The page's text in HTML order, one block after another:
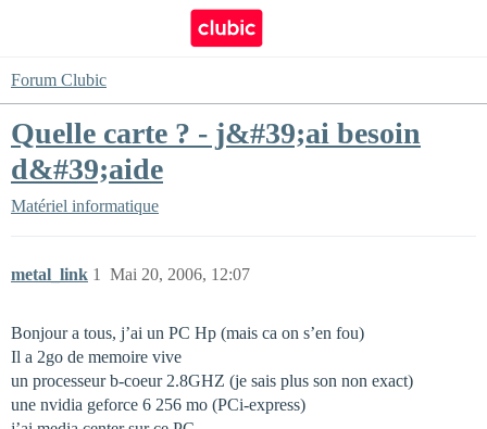
Forum Clubic
Quelle carte ? - j&#39;ai besoin
d&#39;aide
Matériel informatique
metal_link Mai 20, 2006, 12:07
1
Bonjour a tous, j’ai un PC Hp (mais ca on s’en fou)
Il a 2go de memoire vive
un processeur b-coeur 2.8GHZ (je sais plus son non exact)
une nvidia geforce 6 256 mo (PCi-express)